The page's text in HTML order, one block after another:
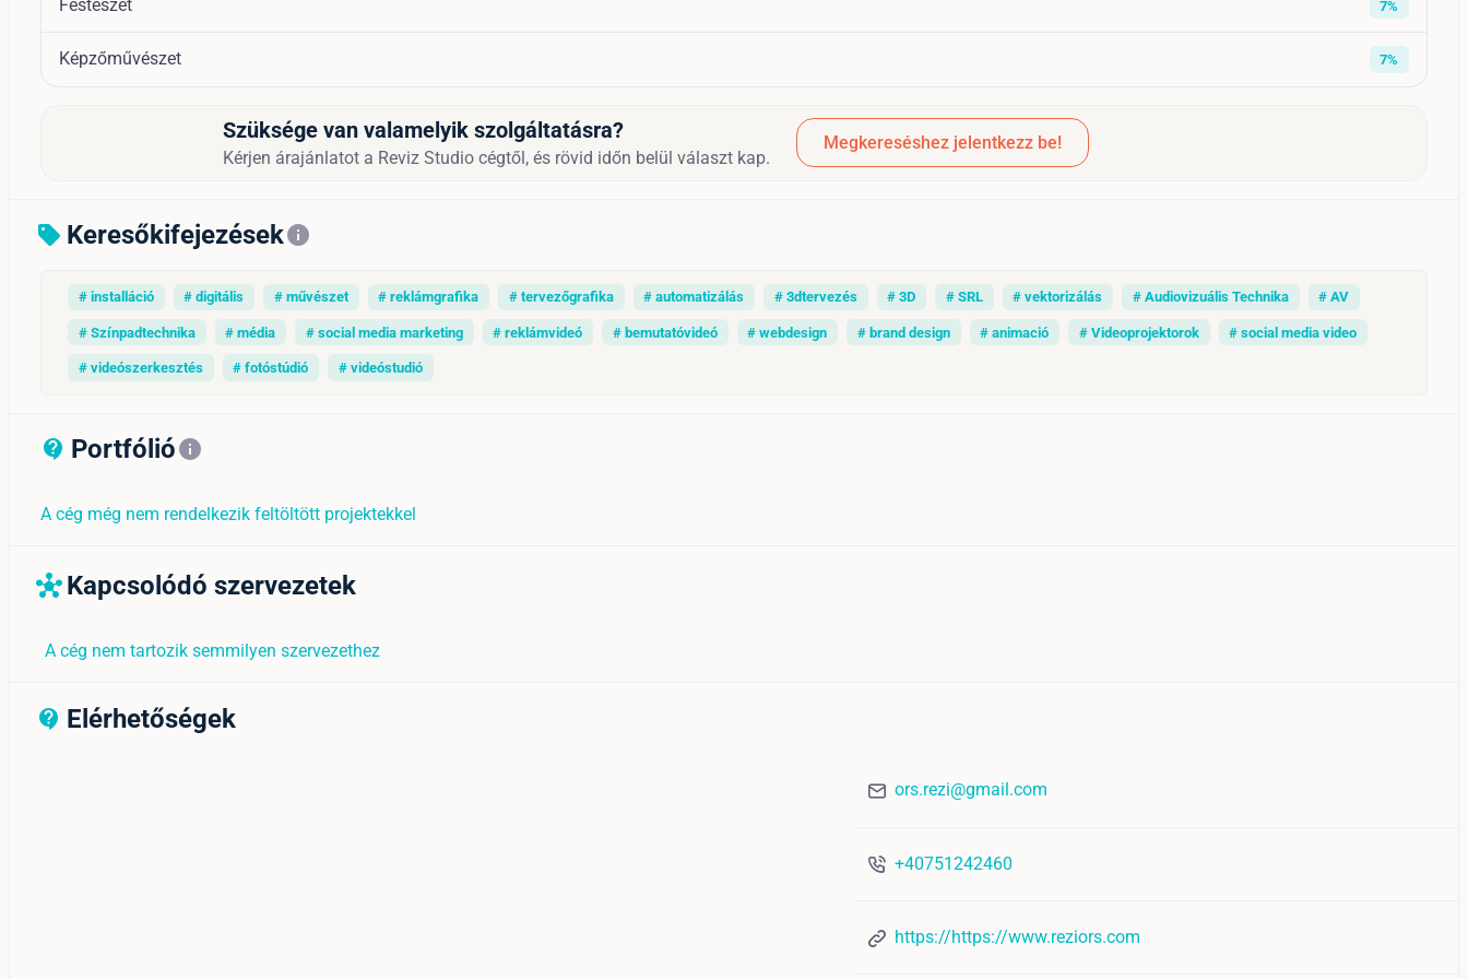
Festészet 7%
Képzőművészet 7%
Szüksége van valamelyik szolgáltatásra?
Kérjen árajánlatot a Reviz Studio cégtől, és rövid időn belül választ kap.
Megkereséshez jelentkezz be!
sell Keresőkifejezésekinfo
# installáció # digitális # művészet # reklámgrafika # tervezőgrafika # automatizálás # 3dtervezés # 3D # SRL # vektorizálás # Audiovizuális Technika # AV
# Színpadtechnika # média # social media marketing # reklámvideó # bemutatóvideó # webdesign # brand design # animació # Videoprojektorok # social media video
# videószerkesztés # fotóstúdió # videóstudió
contact_support_outline
Portfólióinfo
A cég még nem rendelkezik feltöltött projektekkel
hub Kapcsolódó szervezetek
A cég nem tartozik semmilyen szervezethez
contact_support_outline
Elérhetőségek
ors.rezi@gmail.com
+40751242460
https://https://www.reziors.com